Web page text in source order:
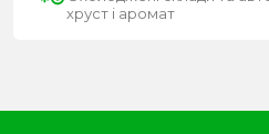
хруст і аромат